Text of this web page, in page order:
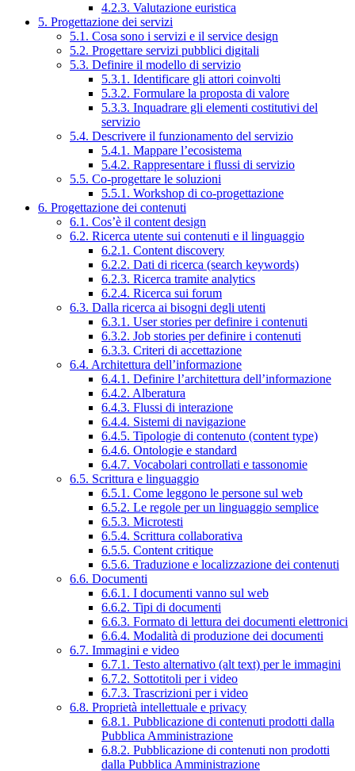
4.2.3. Valutazione euristica
5. Progettazione dei servizi
5.1. Cosa sono i servizi e il service design
5.2. Progettare servizi pubblici digitali
5.3. Definire il modello di servizio
5.3.1. Identificare gli attori coinvolti
5.3.2. Formulare la proposta di valore
5.3.3. Inquadrare gli elementi costitutivi del
servizio
5.4. Descrivere il funzionamento del servizio
5.4.1. Mappare l’ecosistema
5.4.2. Rappresentare i flussi di servizio
5.5. Co-progettare le soluzioni
5.5.1. Workshop di co-progettazione
6. Progettazione dei contenuti
6.1. Cos’è il content design
6.2. Ricerca utente sui contenuti e il linguaggio
6.2.1. Content discovery
6.2.2. Dati di ricerca (search keywords)
6.2.3. Ricerca tramite analytics
6.2.4. Ricerca sui forum
6.3. Dalla ricerca ai bisogni degli utenti
6.3.1. User stories per definire i contenuti
6.3.2. Job stories per definire i contenuti
6.3.3. Criteri di accettazione
6.4. Architettura dell’informazione
6.4.1. Definire l’architettura dell’informazione
6.4.2. Alberatura
6.4.3. Flussi di interazione
6.4.4. Sistemi di navigazione
6.4.5. Tipologie di contenuto (content type)
6.4.6. Ontologie e standard
6.4.7. Vocabolari controllati e tassonomie
6.5. Scrittura e linguaggio
6.5.1. Come leggono le persone sul web
6.5.2. Le regole per un linguaggio semplice
6.5.3. Microtesti
6.5.4. Scrittura collaborativa
6.5.5. Content critique
6.5.6. Traduzione e localizzazione dei contenuti
6.6. Documenti
6.6.1. I documenti vanno sul web
6.6.2. Tipi di documenti
6.6.3. Formato di lettura dei documenti elettronici
6.6.4. Modalità di produzione dei documenti
6.7. Immagini e video
6.7.1. Testo alternativo (alt text) per le immagini
6.7.2. Sottotitoli per i video
6.7.3. Trascrizioni per i video
6.8. Proprietà intellettuale e privacy
6.8.1. Pubblicazione di contenuti prodotti dalla
Pubblica Amministrazione
6.8.2. Pubblicazione di contenuti non prodotti
dalla Pubblica Amministrazione